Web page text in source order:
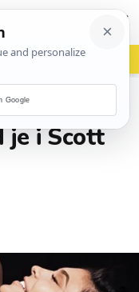
woot?!
je i Scott
Google